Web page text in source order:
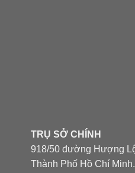
TRỤ SỞ CHÍNH
918/50 đường Hượng
Thành Phố Hồ Chí Minh.